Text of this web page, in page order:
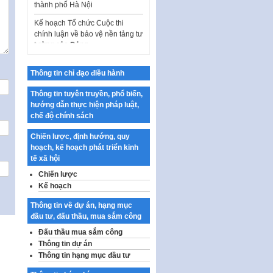
Kế hoạch Tổ chức Cuộc thi
chính luận về bảo vệ nền tảng tư
tưởng của Đảng…
phí xây dựng pháp luật, hoàn
thiện thể chế, chính…
Quy định về nghiên cứu, ứng
dụng khoa học, công nghệ, đổi
mới sáng tạo và chuyển…
Quy định chi tiết và hướng dẫn
thi hành một số điều của Luật Lý
lịch tư…
Sửa đổi, bổ sung một số nội
dung tại Nghị quyết số 30/NQ-
CP ngày 24 tháng 02…
Ban hành Chương trình hành
động của Chính phủ thực hiện
Nghị quyết số 02-NQ/TW ngày
17…
THÔNG BÁO Tuyển dụng lao
Thông tin chỉ đạo điều hành
Thông tin tuyên truyền, phổ biến,
hướng dẫn thực hiện pháp luật,
chế độ chính sách
Chiến lược, định hướng, quy
hoạch, kế hoạch phát triển kinh
tế xã hội
Chiến lược
Kế hoạch
Thông tin về dự án, hạng mục
đầu tư, đấu thầu, mua sắm công
Đấu thầu mua sắm công
Thông tin dự án
Thông tin hạng mục đầu tư